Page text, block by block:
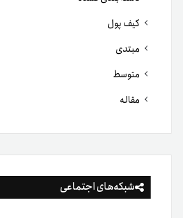
کیف پول
مبتدی
متوسط
مقاله
شبکه‌های اجتماعی